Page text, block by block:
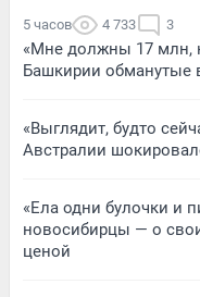
5 часов 4 733 3
«Мне должны 17 млн,
Башкирии обманутые
«Выглядит, будто
Австралии
«Ела одни булочки и
новосибирцы — о
ценой